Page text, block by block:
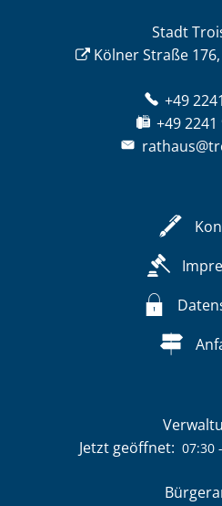
Stadt
Kölner Straße
+49
+49
Klicken, um weitere
Jetzt geöffnet: 07:30-